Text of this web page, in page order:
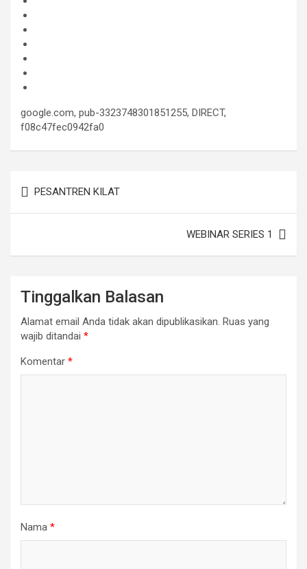
google.com, pub-3323748301851255, DIRECT,
f08c47fec0942fa0
pos
PESANTREN KILAT
WEBINAR SERIES 1
Tinggalkan Balasan
Alamat email Anda tidak akan dipublikasikan. Ruas yang
wajib ditandai *
Komentar *
Nama *